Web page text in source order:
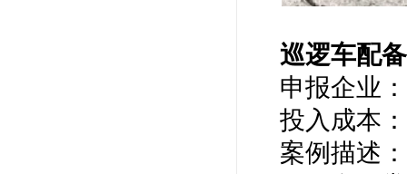
巡逻车配
申报企业
投入成本：
案例描述：